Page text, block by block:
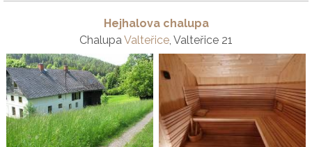
Hejhalova chalupa
Chalupa Valteřice , Valteřice 21